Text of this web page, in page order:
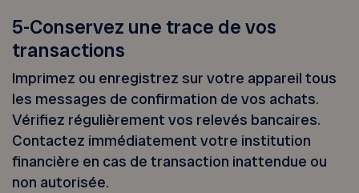
5-Conservez une trace de vos
transactions
Imprimez ou enregistrez sur votre appareil tous
les messages de confirmation de vos achats.
Vérifiez régulièrement vos relevés bancaires.
Contactez immédiatement votre institution
financière en cas de transaction inattendue ou
non autorisée.